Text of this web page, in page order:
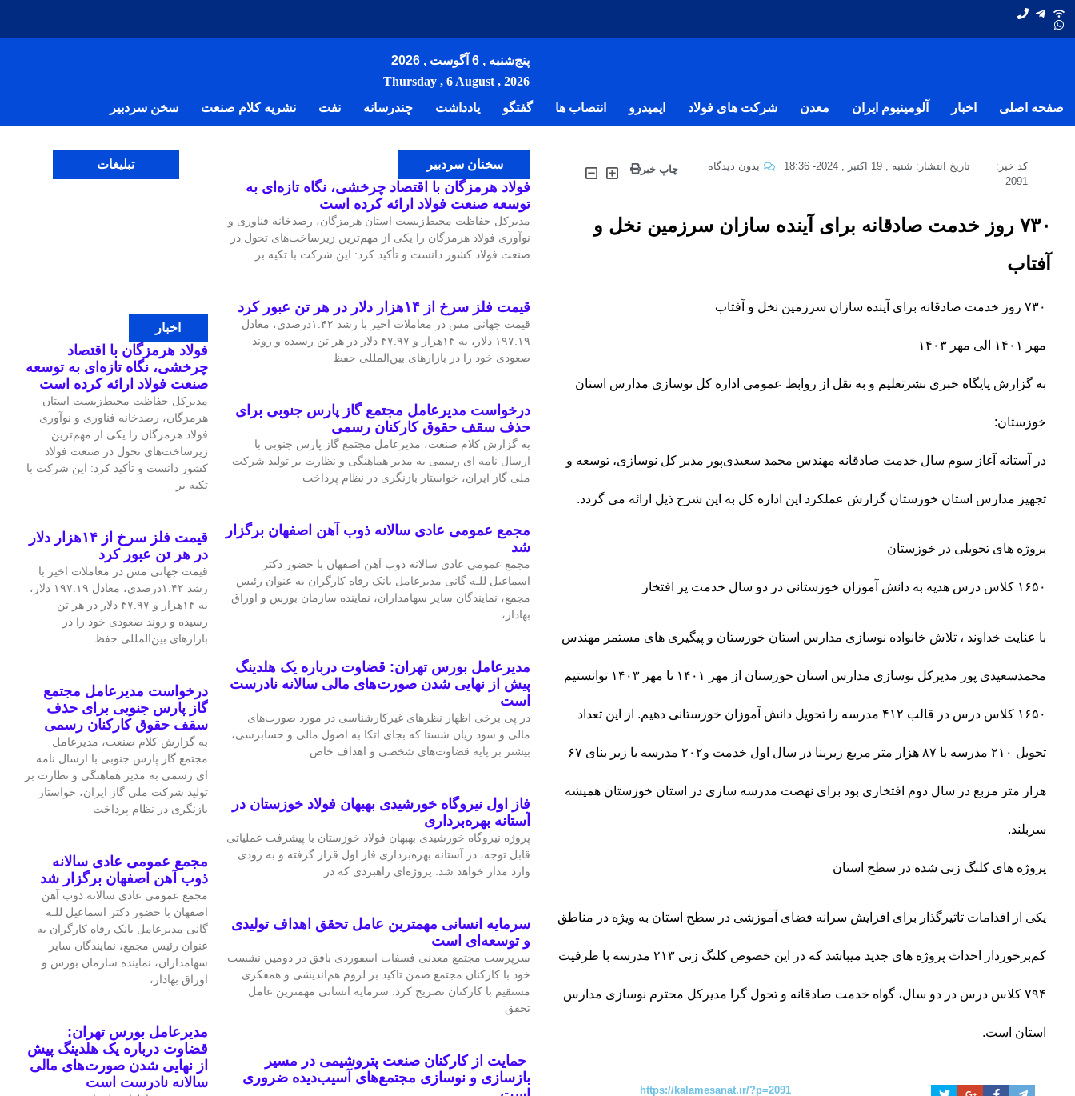
پنج‌شنبه , 6 آگوست , 2026
Thursday , 6 August , 2026
صفحه اصلی
اخبار آلومینیوم ایران معدن شرکت های فولاد ایمیدرو انتصاب ها گفتگو یادداشت چندرسانه نفت نشریه کلام صنعت سخن سردبیر
کد خبر:
2091
تاریخ انتشار: شنبه , 19 اکتبر , 2024 -
18:36 بدون دیدگاه چاپ خبر
۷۳۰ روز خدمت صادقانه برای آینده سازان سرزمین نخل و
آفتاب
۷۳۰ روز خدمت صادقانه برای آینده سازان سرزمین نخل و آفتاب
مهر ۱۴۰۱ الی مهر ۱۴۰۳
به گزارش پایگاه خبری نشرتعلیم و به نقل از روابط عمومی اداره کل نوسازی مدارس استان
خوزستان:
در آستانه آغاز سوم سال خدمت صادقانه مهندس محمد سعیدی‌پور مدیر کل نوسازی، توسعه و
تجهیز مدارس استان خوزستان گزارش عملکرد این اداره کل به این شرح ذیل ارائه می گردد.
پروژه های تحویلی در خوزستان
۱۶۵۰ کلاس درس هدیه به دانش آموزان خوزستانی در دو سال خدمت پر افتخار
با عنایت خداوند ، تلاش خانواده نوسازی مدارس استان خوزستان و پیگیری های مستمر مهندس
محمدسعیدی پور مدیرکل نوسازی مدارس استان خوزستان از مهر ۱۴۰۱ تا مهر ۱۴۰۳ توانستیم
۱۶۵۰ کلاس درس در قالب ۴۱۲ مدرسه را تحویل دانش آموزان خوزستانی دهیم. از این تعداد
تحویل ۲۱۰ مدرسه با ۸۷ هزار متر مربع زیربنا در سال اول خدمت و۲۰۲ مدرسه با زیر بنای ۶۷
هزار متر مربع در سال دوم افتخاری بود برای نهضت مدرسه سازی در استان خوزستان همیشه
سربلند.
پروژه های کلنگ زنی شده در سطح استان
یکی از اقدامات تاثیرگذار برای افزایش سرانه فضای آموزشی در سطح استان به ویژه در مناطق
کم‌برخوردار احداث پروژه های جدید میباشد که در این خصوص کلنگ زنی ۲۱۳ مدرسه با ظرفیت
۷۹۴ کلاس درس در دو سال، گواه خدمت صادقانه و تحول گرا مدیرکل محترم نوسازی مدارس
استان است.
https://kalamesanat.ir/?p=2091
سخنان سردبیر
فولاد هرمزگان با اقتصاد چرخشی، نگاه تازه‌ای به
توسعه صنعت فولاد ارائه کرده است
مدیرکل حفاظت محیط‌زیست استان هرمزگان، رصدخانه فناوری و
نوآوری فولاد هرمزگان را یکی از مهم‌ترین زیرساخت‌های تحول در
صنعت فولاد کشور دانست و تأکید کرد: این شرکت با تکیه بر
قیمت فلز سرخ از ۱۴هزار دلار در هر تن عبور کرد
قیمت جهانی مس در معاملات اخیر با رشد ۱.۴۲درصدی، معادل
۱۹۷.۱۹ دلار، به ۱۴هزار و ۴۷.۹۷ دلار در هر تن رسیده و روند
صعودی خود را در بازارهای بین‌المللی حفظ
درخواست مدیرعامل مجتمع گاز پارس جنوبی برای
حذف سقف حقوق کارکنان رسمی
به گزارش کلام صنعت، مدیرعامل مجتمع گاز پارس جنوبی با
ارسال نامه ای رسمی به مدیر هماهنگی و نظارت بر تولید شرکت
ملی گاز ایران، خواستار بازنگری در نظام پرداخت
مجمع عمومی عادی سالانه ذوب آهن اصفهان برگزار
شد
مجمع عمومی عادی سالانه ذوب آهن اصفهان با حضور دکتر
اسماعیل للـه گانی مدیرعامل بانک رفاه کارگران به عنوان رئیس
مجمع، نمایندگان سایر سهامداران، نماینده سازمان بورس و اوراق
بهادار،
مدیرعامل بورس تهران: قضاوت درباره یک هلدینگ
پیش از نهایی شدن صورت‌های مالی سالانه نادرست
است
در پی برخی اظهار نظرهای غیرکارشناسی در مورد صورت‌های
مالی و سود زیان شستا که بجای اتکا به اصول مالی و حسابرسی،
بیشتر بر پایه قضاوت‌‌های شخصی و اهداف خاص
فاز اول نیروگاه خورشیدی بهبهان فولاد خوزستان در
آستانه بهره‌برداری
پروژه نیروگاه خورشیدی بهبهان فولاد خوزستان با پیشرفت عملیاتی
قابل‌ توجه، در آستانه بهره‌برداری فاز اول قرار گرفته و به‌ زودی
وارد مدار خواهد شد. پروژه‌ای راهبردی که در
سرمایه انسانی مهمترین عامل تحقق اهداف تولیدی
و توسعه‌ای است
سرپرست مجتمع معدنی فسفات اسفوردی بافق در دومین نشست
خود با کارکنان مجتمع ضمن تاکید بر لزوم هم‌اندیشی و همفکری
مستقیم با کارکنان تصریح کرد: سرمایه انسانی مهمترین عامل
تحقق
حمایت از کارکنان صنعت پتروشیمی در مسیر
بازسازی و نوسازی مجتمع‌های آسیب‌دیده ضروری
تبلیغات
اخبار
فولاد هرمزگان با اقتصاد
چرخشی، نگاه تازه‌ای به توسعه
صنعت فولاد ارائه کرده است
مدیرکل حفاظت محیط‌زیست استان
هرمزگان، رصدخانه فناوری و نوآوری
فولاد هرمزگان را یکی از مهم‌ترین
زیرساخت‌های تحول در صنعت فولاد
کشور دانست و تأکید کرد: این شرکت با
تکیه بر
قیمت فلز سرخ از ۱۴هزار دلار
در هر تن عبور کرد
قیمت جهانی مس در معاملات اخیر با
رشد ۱.۴۲درصدی، معادل ۱۹۷.۱۹ دلار،
به ۱۴هزار و ۴۷.۹۷ دلار در هر تن
رسیده و روند صعودی خود را در
بازارهای بین‌المللی حفظ
درخواست مدیرعامل مجتمع
گاز پارس جنوبی برای حذف
سقف حقوق کارکنان رسمی
به گزارش کلام صنعت، مدیرعامل
مجتمع گاز پارس جنوبی با ارسال نامه
ای رسمی به مدیر هماهنگی و نظارت بر
تولید شرکت ملی گاز ایران، خواستار
بازنگری در نظام پرداخت
مجمع عمومی عادی سالانه
ذوب آهن اصفهان برگزار شد
مجمع عمومی عادی سالانه ذوب آهن
اصفهان با حضور دکتر اسماعیل للـه
گانی مدیرعامل بانک رفاه کارگران به
عنوان رئیس مجمع، نمایندگان سایر
سهامداران، نماینده سازمان بورس و
اوراق بهادار،
مدیرعامل بورس تهران:
قضاوت درباره یک هلدینگ پیش
از نهایی شدن صورت‌های مالی
سالانه نادرست است